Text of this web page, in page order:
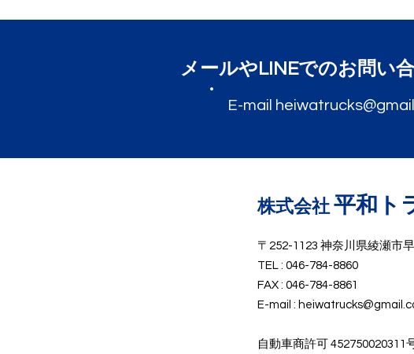
メールやLINEでのお問い
E-mail
​株式会社平和ト
〒252-1123 神奈川県綾瀬市
TEL : 046-784-8860
FAX : 046-784-8861
E-mail :
自動車商許可 452750020311